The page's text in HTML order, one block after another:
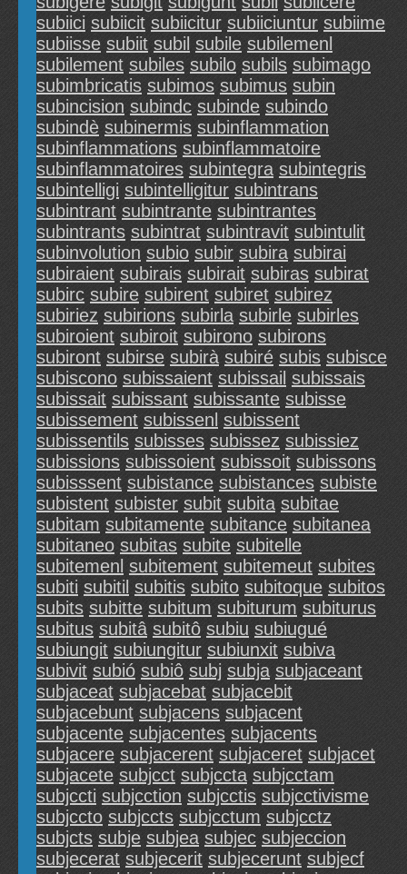
subiici subiicit subiicitur subiiciuntur subiime
subiisse subiit subil subile subilemenl
subilement subiles subilo subils subimago
subimbricatis subimos subimus subin
subincision subindc subinde subindo
subindè subinermis subinflammation
subinflammations subinflammatoire
subinflammatoires subintegra subintegris
subintelligi subintelligitur subintrans
subintrant subintrante subintrantes
subintrants subintrat subintravit subintulit
subinvolution subio subir subira subirai
subiraient subirais subirait subiras subirat
subirc subire subirent subiret subirez
subiriez subirions subirla subirle subirles
subiroient subiroit subirono subirons
subiront subirse subirà subiré subis subisce
subiscono subissaient subissail subissais
subissait subissant subissante subisse
subissement subissenl subissent
subissentils subisses subissez subissiez
subissions subissoient subissoit subissons
subisssent subistance subistances subiste
subistent subister subit subita subitae
subitam subitamente subitance subitanea
subitaneo subitas subite subitelle
subitemenl subitement subitemeut subites
subiti subitil subitis subito subitoque subitos
subits subitte subitum subiturum subiturus
subitus subitâ subitô subiu subiugué
subiungit subiungitur subiunxit subiva
subivit subió subiô subj subja subjaceant
subjaceat subjacebat subjacebit
subjacebunt subjacens subjacent
subjacente subjacentes subjacents
subjacere subjacerent subjaceret subjacet
subjacete subjcct subjccta subjcctam
subjccti subjcction subjcctis subjcctivisme
subjccto subjccts subjcctum subjcctz
subjcts subje subjea subjec subjeccion
subjecerat subjecerit subjecerunt subjecf